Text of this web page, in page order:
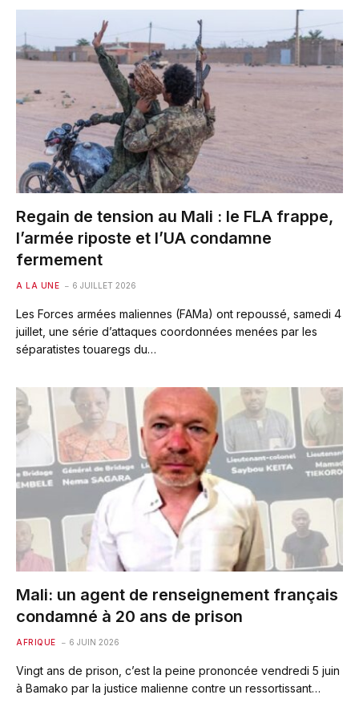
Regain de tension au Mali : le FLA frappe,
l’armée riposte et l’UA condamne
fermement
A LA UNE 6 JUILLET 2026
Les Forces armées maliennes (FAMa) ont repoussé, samedi 4
juillet, une série d’attaques coordonnées menées par les
séparatistes touaregs du…
Mali: un agent de renseignement français
condamné à 20 ans de prison
AFRIQUE 6 JUIN 2026
Vingt ans de prison, c’est la peine prononcée vendredi 5 juin
à Bamako par la justice malienne contre un ressortissant…